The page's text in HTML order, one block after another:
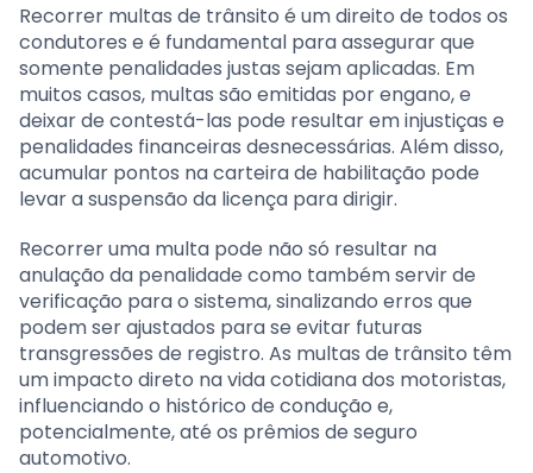
Recorrer multas de trânsito é um direito de todos os
condutores e é fundamental para assegurar que
somente penalidades justas sejam aplicadas. Em
muitos casos, multas são emitidas por engano, e
deixar de contestá-las pode resultar em injustiças e
penalidades financeiras desnecessárias. Além disso,
acumular pontos na carteira de habilitação pode
levar a suspensão da licença para dirigir.
Recorrer uma multa pode não só resultar na
anulação da penalidade como também servir de
verificação para o sistema, sinalizando erros que
podem ser ajustados para se evitar futuras
transgressões de registro. As multas de trânsito têm
um impacto direto na vida cotidiana dos motoristas,
influenciando o histórico de condução e,
potencialmente, até os prêmios de seguro
automotivo.